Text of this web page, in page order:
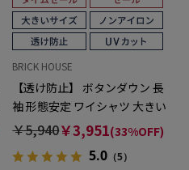
BRICK HOUSE
【透け防止】 ボタンダウン 長
袖 形態安定 ワイシャツ 大きい
サイズ
￥5,940￥3,951(33%OFF)
5.0 （5）